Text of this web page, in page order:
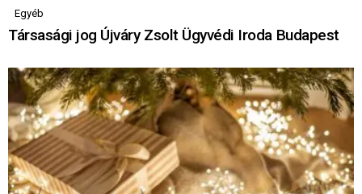
Egyéb
Társasági jog Újváry Zsolt Ügyvédi Iroda Budapest